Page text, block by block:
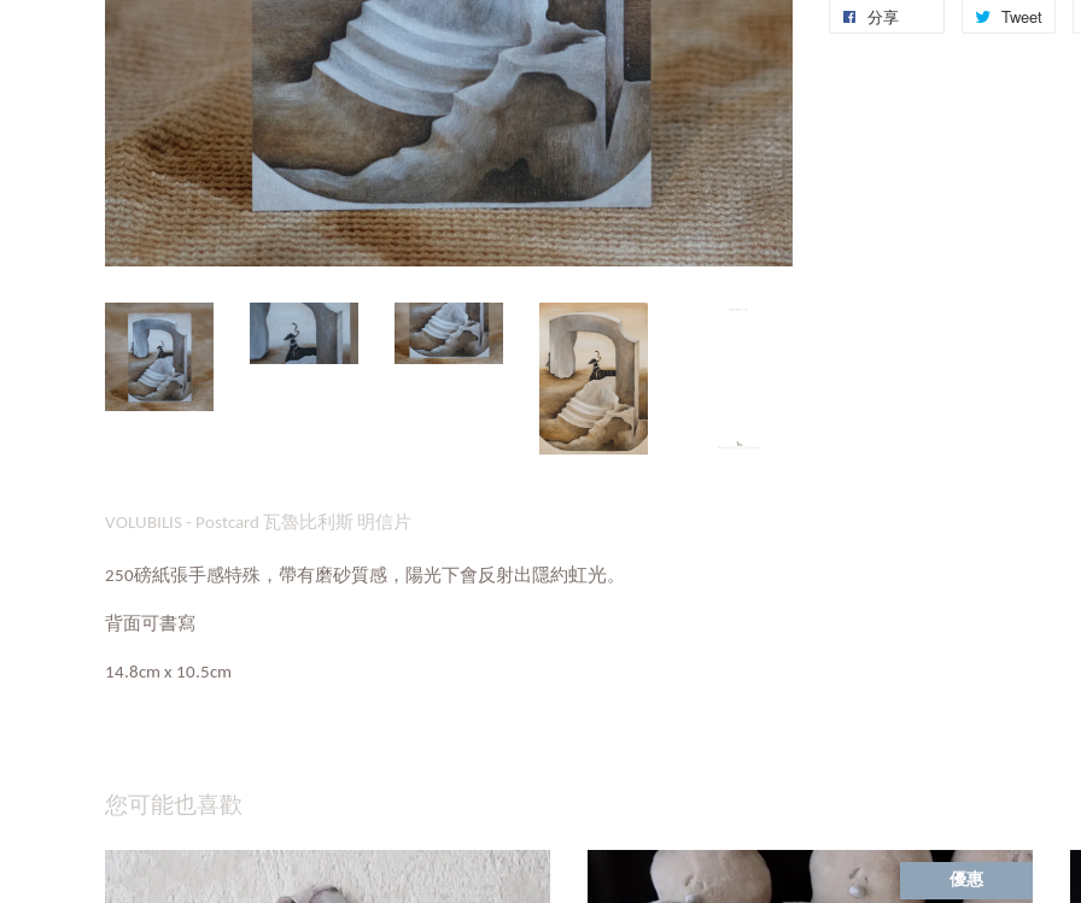
分享 Tweet
VOLUBILIS - Postcard 瓦魯比利斯 明信片
250磅紙張手感特殊，帶有磨砂質感，陽光下會反射出隱約虹光。
背面可書寫
14.8cm x 10.5cm
您可能也喜歡
優惠